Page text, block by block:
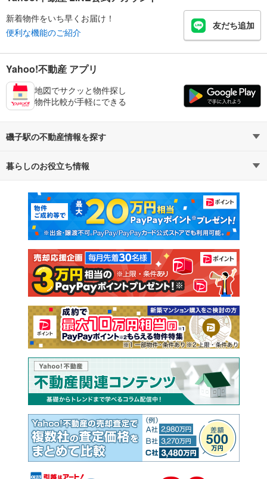
新着物件をいち早くお届け！
便利な機能のご紹介
友だち追加
Yahoo!不動産 アプリ
地図でサクッと物件探し
物件比較が手軽にできる
磯子駅の不動産情報を探す
不動産・住宅
新築マンション 中古マンション
新築一戸建て 中古一戸建て
注文住宅 土地
売却査定
暮らしのお役立ち情報
マンションカタログ 教えて！住まいの先生